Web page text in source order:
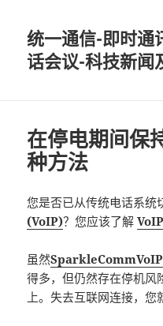
统一通信-即时通
话会议-科技新闻
在停电期间保
种方法
您是否已从传统电话系统
(VoIP)？您应该了解VoIP
虽然SparkleCommVoIP
得多，但仍然存在停机风
上。失去互联网连接，您